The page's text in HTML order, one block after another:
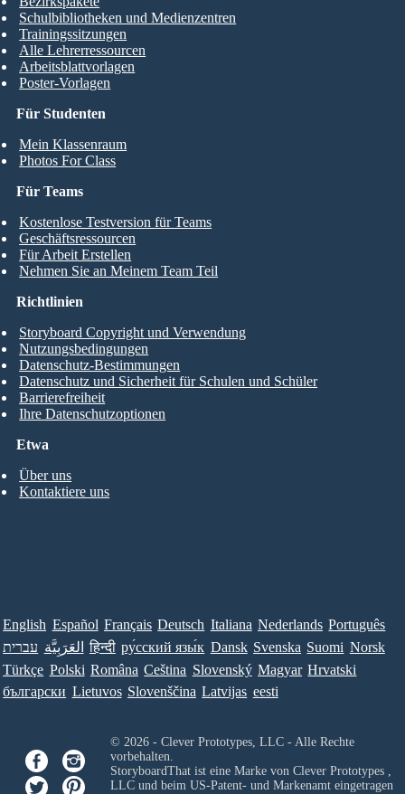
Für Studenten
Mein Klassenraum
Photos For Class
Schulbibliotheken und Medienzentren
Trainingssitzungen
Alle Lehrerressourcen
Arbeitsblattvorlagen
Poster-Vorlagen
Für Teams
Kostenlose Testversion für Teams
Geschäftsressourcen
Für Arbeit Erstellen
Nehmen Sie an Meinem Team Teil
Etwa
Über uns
Kontaktiere uns
Richtlinien
Storyboard Copyright und Verwendung
Nutzungsbedingungen
Datenschutz-Bestimmungen
Datenschutz und Sicherheit für Schulen und Schüler
Barrierefreiheit
Ihre Datenschutzoptionen
English Español Français Deutsch Italiana Nederlands Português
עברית العَرَبِيَّة हिन्दी ру́сский язы́к Dansk Svenska Suomi Norsk
Türkçe Polski Româna Ceština Slovenský Magyar Hrvatski
български Lietuvos Slovenščina Latvijas eesti
© 2026 - Clever Prototypes, LLC - Alle Rechte
vorbehalten.
StoryboardThat ist eine Marke von Clever Prototypes ,
LLCund beim US-Patent- und Markenamt eingetragen